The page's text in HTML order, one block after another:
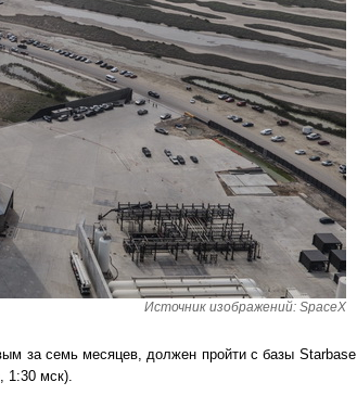
Источник изображений: SpaceX
за семь месяцев, должен пройти с базы Starbase
1:30 мск).